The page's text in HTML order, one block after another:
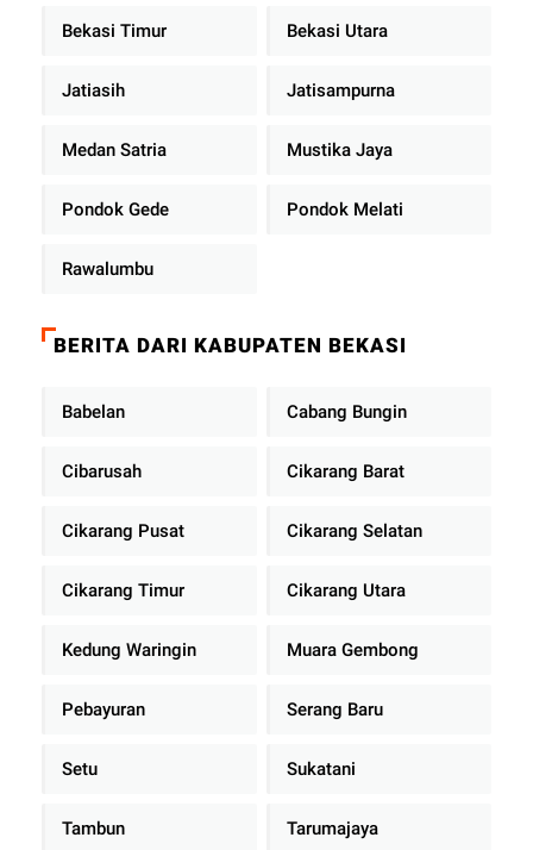
Bekasi Timur Bekasi Utara
Jatiasih Jatisampurna
Medan Satria Mustika Jaya
Pondok Gede Pondok Melati
Rawalumbu
BERITA DARI KABUPATEN BEKASI
Babelan Cabang Bungin
Cibarusah Cikarang Barat
Cikarang Pusat Cikarang Selatan
Cikarang Timur Cikarang Utara
Kedung Waringin Muara Gembong
Pebayuran Serang Baru
Setu Sukatani
Tambun Tarumajaya